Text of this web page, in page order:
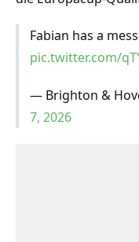
Fabian has a
pic.twitter.com/
— Brighton &
7, 2026